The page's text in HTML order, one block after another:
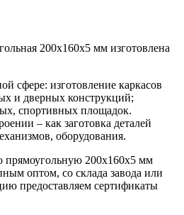
200х160х5 мм изготовлена
сфере: изготовление каркасов
и дверных конструкций;
спортивных площадок.
– как заготовка деталей
оборудования.
прямоугольную 200х160х5 мм
оптом, со склада завода или
предоставляем сертификаты